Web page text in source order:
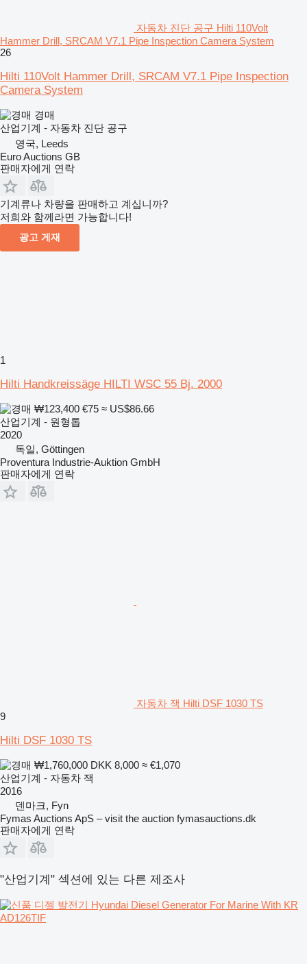
자동차 진단 공구 Hilti 110Volt
Hammer Drill, SRCAM V7.1 Pipe Inspection Camera System
26
Hilti 110Volt Hammer Drill, SRCAM V7.1 Pipe Inspection
Camera System
경매
산업기계 - 자동차 진단 공구
영국, Leeds
Euro Auctions GB
판매자에게 연락
기계류나 차량을 판매하고 계십니까?
저희와 함께라면 가능합니다!
광고 게재
1
Hilti Handkreissäge HILTI WSC 55 Bj. 2000
₩123,400 €75 ≈ US$86.66
산업기계 - 원형톱
2020
독일, Göttingen
Proventura Industrie-Auktion GmbH
판매자에게 연락
자동차 잭 Hilti DSF 1030 TS
9
Hilti DSF 1030 TS
₩1,760,000 DKK 8,000 ≈ €1,070
산업기계 - 자동차 잭
2016
덴마크, Fyn
Fymas Auctions ApS – visit the auction fymasauctions.dk
판매자에게 연락
"산업기계" 섹션에 있는 다른 제조사